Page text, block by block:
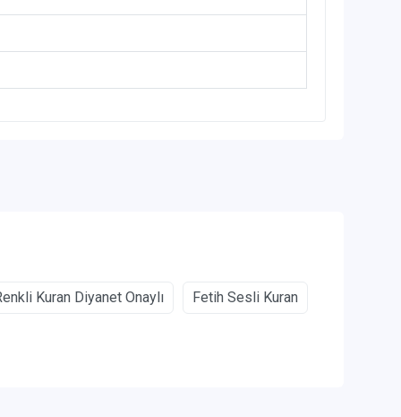
Kuran Diyanet Onaylı Fetih Sesli Kuran